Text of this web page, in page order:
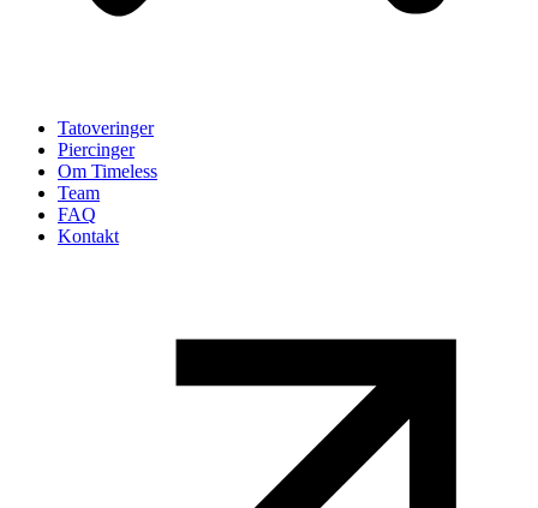
Tatoveringer
Piercinger
Om Timeless
Team
FAQ
Kontakt